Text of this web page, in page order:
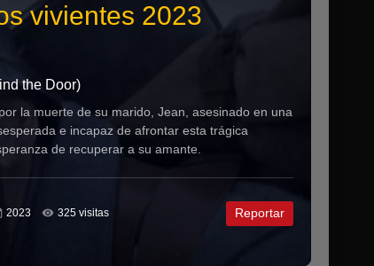
vivientes 2023
the Door)
la muerte de su marido, Jean, asesinado en una
e incapaz de afrontar esta trágica
de recuperar a su amante.
2023 325 visitas Reportar